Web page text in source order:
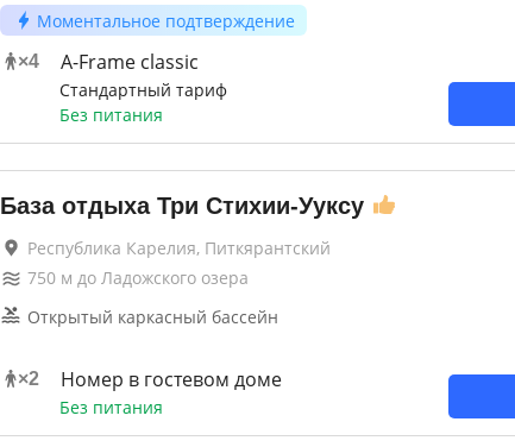
Моментальное подтверждение
×4 A-Frame classic
Стандартный тариф
Без питания
База отдыха Три Стихии-Ууксу
Республика Карелия, Питкярантский
750м до Ладожского озера
Открытый каркасный бассейн
×2 Номер в гостевом доме
Без питания